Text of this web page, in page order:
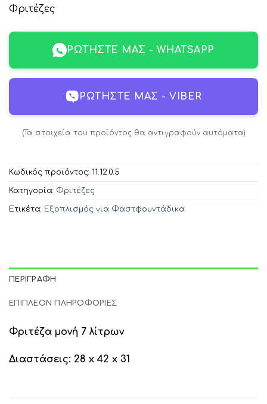
Φριτέζες
ΡΩΤΉΣΤΕ ΜΑΣ - WHATSAPP
ΡΩΤΉΣΤΕ ΜΑΣ - VIBER
(Τα στοιχεία του προϊόντος θα αντιγραφούν αυτόματα)
Κωδικός προϊόντος: 11.12.0.5
Κατηγορία: Φριτέζες
Ετικέτα: Εξοπλισμός για Φαστφουντάδικα
ΠΕΡΙΓΡΑΦΉ
ΕΠΙΠΛΈΟΝ ΠΛΗΡΟΦΟΡΊΕΣ
Φριτέζα μονή 7 λίτρων
Διαστάσεις: 28 x 42 x 31